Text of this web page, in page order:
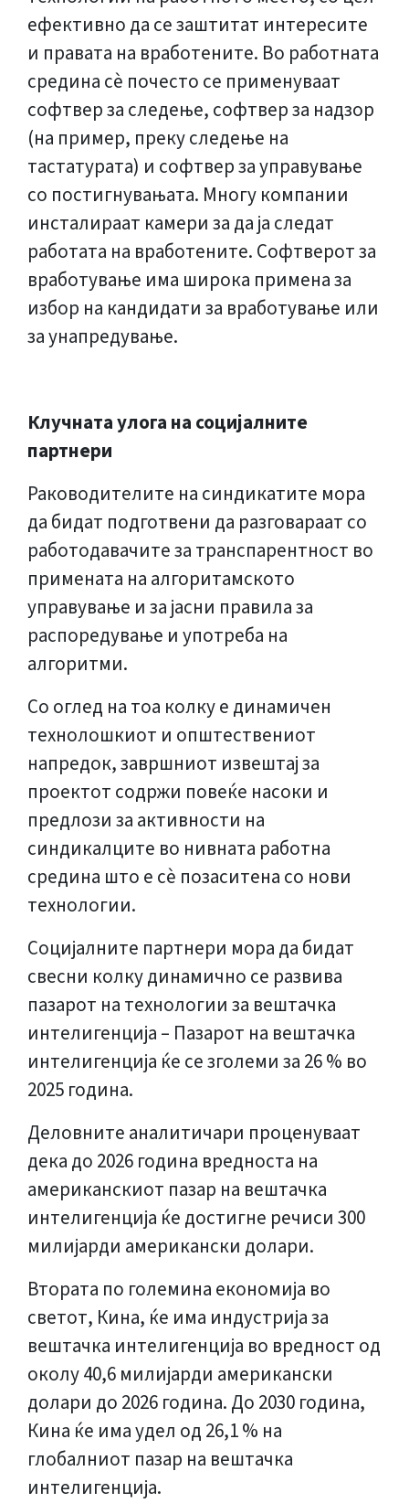
ефективно да се заштитат интересите
и правата на вработените. Во работната
средина сè почесто се применуваат
софтвер за следење, софтвер за надзор
(на пример, преку следење на
тастатурата) и софтвер за управување
со постигнувањата. Многу компании
инсталираат камери за да ја следат
работата на вработените. Софтверот за
вработување има широка примена за
избор на кандидати за вработување или
за унапредување.
Клучната улога на социјалните
партнери
Раководителите на синдикатите мора
да бидат подготвени да разговараат со
работодавачите за транспарентност во
примената на алгоритамското
управување и за јасни правила за
распоредување и употреба на
алгоритми.
Со оглед на тоа колку е динамичен
технолошкиот и општествениот
напредок, завршниот извештај за
проектот содржи повеќе насоки и
предлози за активности на
синдикалците во нивната работна
средина што е сè позаситена со нови
технологии.
Социјалните партнери мора да бидат
свесни колку динамично се развива
пазарот на технологии за вештачка
интелигенција – Пазарот на вештачка
интелигенција ќе се зголеми за 26 % во
2025 година.
Деловните аналитичари проценуваат
дека до 2026 година вредноста на
американскиот пазар на вештачка
интелигенција ќе достигне речиси 300
милијарди американски долари.
Втората по големина економија во
светот, Кина, ќе има индустрија за
вештачка интелигенција во вредност од
околу 40,6 милијарди американски
долари до 2026 година. До 2030 година,
Кина ќе има удел од 26,1 % на
глобалниот пазар на вештачка
интелигенција.